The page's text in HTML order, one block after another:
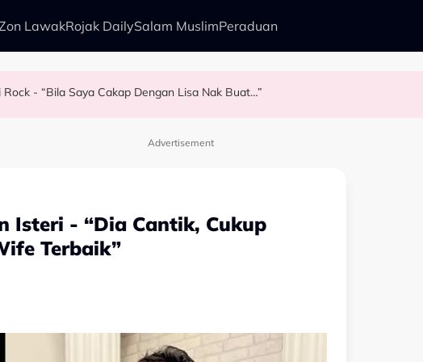
LawakRojak DailySalam MuslimPeraduan
- “Bila Saya Cakap Dengan Lisa Nak Buat…”
Hubungan Sebenar Dengan Idris Khan
Baizura Untuk…” - Shila Amzah
Advertisement
Isteri - “Dia Cantik, Cukup
Terbaik”